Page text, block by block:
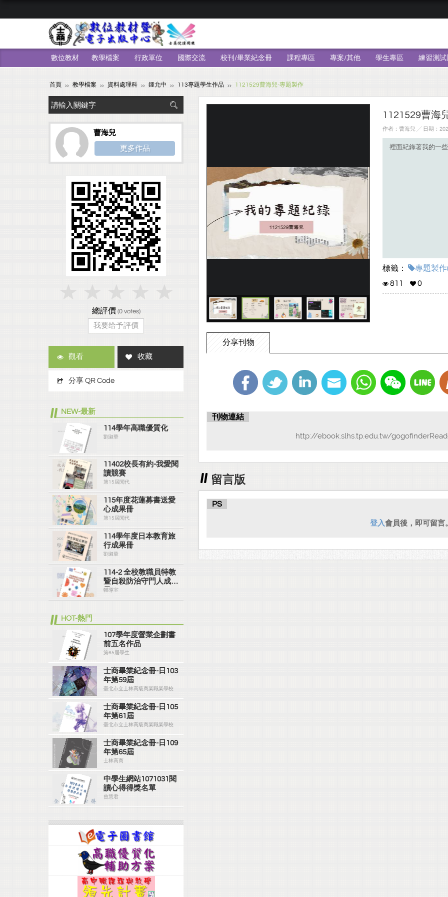
數位教材 教學檔案 行政單位 國際交流 校刊/畢業紀念冊 課程專區 專案/其他 學生專區 練習測試
首頁 教學檔案 資料處理科 鍾允中 113專題學生作品 1121529曹海兒-專題製作
1121529曹海
作者：曹海兒 ╱ 日期：
裡面紀錄著我的一
標籤：
專題製作
811
0
分享刊物
刊物連結
http://ebook.slhs.tp.edu.tw/
留言版
PS
登入會員後，即可留言
曹海兒
更多作品
總評價 (0votes)
我要给予評價
觀看 收藏
分享 QR Code
NEW-最新
114學年高職優質化
劉淑華
11402校長有約-我愛閱
讀競賽
第15屆閱代
115年度花蓮募書送愛
心成果冊
第15屆閱代
114學年度日本教育旅
行成果冊
劉淑華
114-2 全校教職員特教
暨自殺防治守門人成果
冊
輔導室
HOT-熱門
107學年度營業企劃書
前五名作品
第65屆學生
士商畢業紀念冊-日103
年第59屆
臺北市立士林高級商業職業學校
士商畢業紀念冊-日105
年第61屆
臺北市立士林高級商業職業學校
士商畢業紀念冊-日109
年第65屆
士林高商
中學生網站1071031閱
讀心得得獎名單
曾慧君